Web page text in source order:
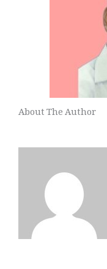
About The Author